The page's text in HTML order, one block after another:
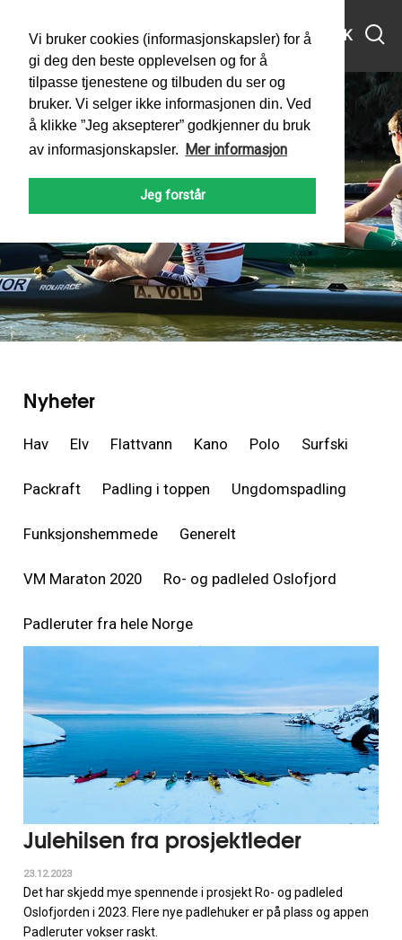
Vi bruker cookies (informasjonskapsler) for å
gi deg den beste opplevelsen og for å
tilpasse tjenestene og tilbuden du ser og
bruker. Vi selger ikke informasjonen din. Ved
å klikke ”Jeg aksepterer” godkjenner du bruk
av informasjonskapsler.
Mer informasjon
Jeg forstår
MENY SØK
2023
Nyheter
Hav Elv Flattvann Kano Polo Surfski
Packraft Padling i toppen Ungdomspadling
Funksjonshemmede Generelt
VM Maraton 2020 Ro- og padleled Oslofjord
Padleruter fra hele Norge
Julehilsen fra prosjektleder
23.12.2023
Det har skjedd mye spennende i prosjekt Ro- og padleled
Oslofjorden i 2023. Flere nye padlehuker er på plass og appen
Padleruter vokser raskt.